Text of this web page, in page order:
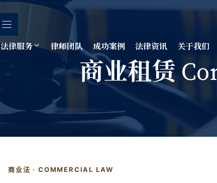
法律服务 律师团队 成功案例 法律资讯 关于我们
商业租赁
商业法 · COMMERCIAL LAW